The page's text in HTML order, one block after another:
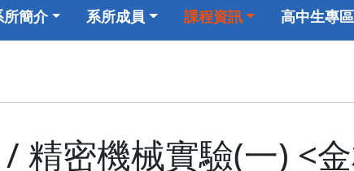
所簡介 系所成員 課程資訊 高中生專區
精密機械實驗(一) <